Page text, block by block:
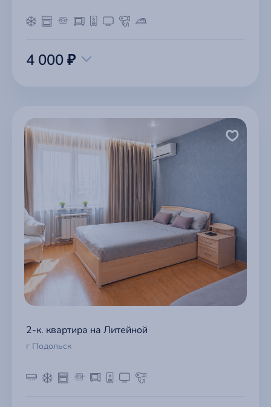
4 000 ₽
2-к. квартира на Литейной
г Подольск